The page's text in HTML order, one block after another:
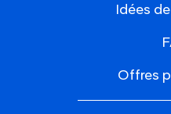
Idées
Offres